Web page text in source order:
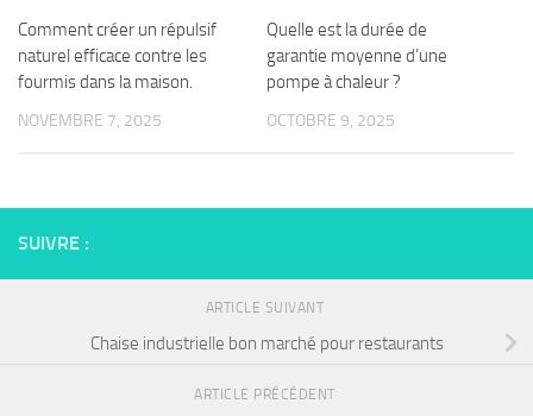
Comment créer un répulsif
naturel efficace contre les
fourmis dans la maison.
NOVEMBRE 7, 2025
Quelle est la durée de
garantie moyenne d’une
pompe à chaleur ?
OCTOBRE 9, 2025
SUIVRE :
ARTICLE SUIVANT
Chaise industrielle bon marché pour restaurants
ARTICLE PRÉCÉDENT